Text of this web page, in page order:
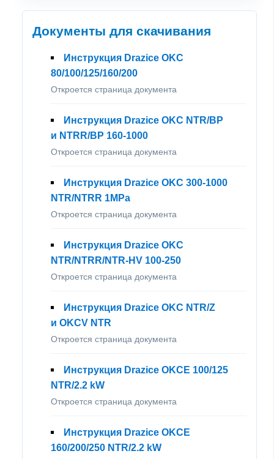
Документы для скачивания
Инструкция Drazice OKC
80/100/125/160/200
Откроется страница документа
Инструкция Drazice OKC NTR/BP
и NTRR/BP 160-1000
Откроется страница документа
Инструкция Drazice OKC 300-1000
NTR/NTRR 1MPa
Откроется страница документа
Инструкция Drazice OKC
NTR/NTRR/NTR-HV 100-250
Откроется страница документа
Инструкция Drazice OKC NTR/Z
и OKCV NTR
Откроется страница документа
Инструкция Drazice OKCE 100/125
NTR/2.2 kW
Откроется страница документа
Инструкция Drazice OKCE
160/200/250 NTR/2.2 kW